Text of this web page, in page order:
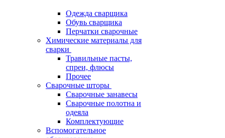
Одежда сварщика
Обувь сварщика
Перчатки сварочные
Химические материалы для
сварки
Травильные пасты,
спреи, флюсы
Прочее
Сварочные шторы
Сварочные занавесы
Сварочные полотна и
одеяла
Комплектующие
Вспомогательное